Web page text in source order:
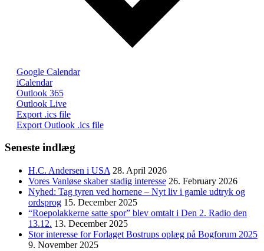
Google Calendar
iCalendar
Outlook 365
Outlook Live
Export .ics file
Export Outlook .ics file
Seneste indlæg
H.C. Andersen i USA 28. April 2026
Vores Vanløse skaber stadig interesse 26. February 2026
Nyhed: Tag tyren ved hornene – Nyt liv i gamle udtryk og
ordsprog 15. December 2025
“Roepolakkerne satte spor” blev omtalt i Den 2. Radio den
13.12. 13. December 2025
Stor interesse for Forlaget Bostrups oplæg på Bogforum 2025
9. November 2025